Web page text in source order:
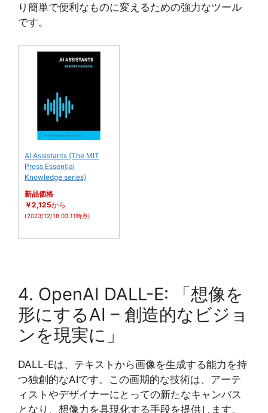
り簡単で便利なものに変えるための強力なツール
です。
AI Assistants (The MIT
Press Essential
Knowledge series)
新品価格
￥2,125から
(2023/12/18 03:11時点)
4. OpenAI DALL-E: 「想像を
形にするAI – 創造的なビジョ
ンを現実に」
DALL-Eは、テキストから画像を生成する能力を持
つ独創的なAIです。この画期的な技術は、アーテ
ィストやデザイナーにとっての新たなキャンバス
となり、想像力を具現化する手段を提供します。